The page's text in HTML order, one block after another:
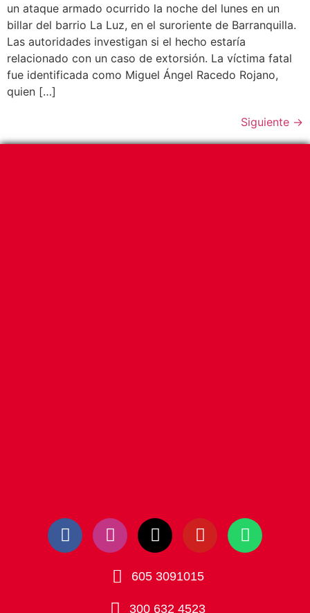
un ataque armado ocurrido la noche del lunes en un
billar del barrio La Luz, en el suroriente de Barranquilla.
Las autoridades investigan si el hecho estaría
relacionado con un caso de extorsión. La víctima fatal
fue identificada como Miguel Ángel Racedo Rojano,
quien […]
Siguiente →
605 3091015
300 632 4523